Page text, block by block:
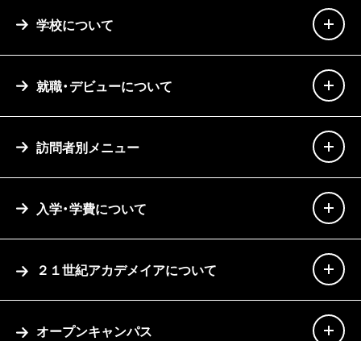
学校について
就職・デビューについて
訪問者別メニュー
入学・学費について
２１世紀アカデメイアについて
オープンキャンパス